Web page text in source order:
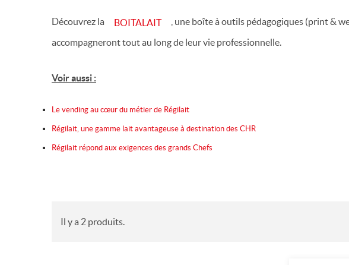
Découvrez la BOITALAIT
, une boîte à outils pédagogiques (print &
accompagneront tout au long de leur vie professionnelle.
Voir aussi :
Le vending au cœur du métier de Régilait
Régilait, une gamme lait avantageuse à destination des CHR
Régilait répond aux exigences des grands Chefs
Il y a 2 produits.